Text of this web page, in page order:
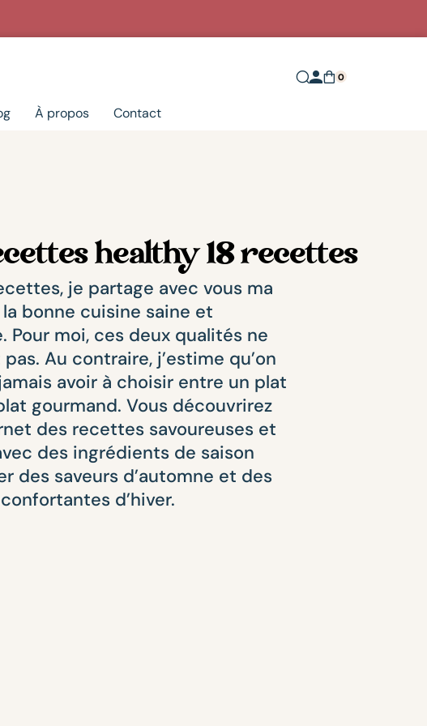
0
À propos Contact
healthy 18 recettes
je partage avec vous ma
bonne cuisine saine et
Pour moi, ces deux qualités ne
Au contraire, j’estime qu’on
avoir à choisir entre un plat
gourmand. Vous découvrirez
des recettes savoureuses et
des ingrédients de saison
des saveurs d’automne et des
d’hiver.